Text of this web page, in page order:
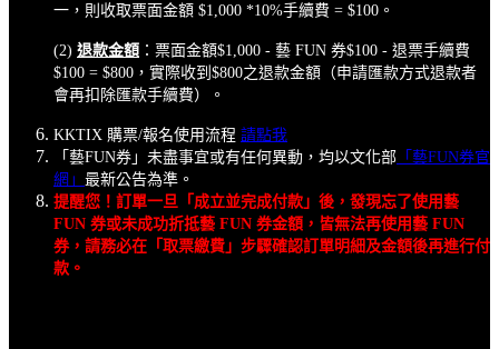
一，則收取票面金額 $1,000 *10%手續費 = $100。
(2) 退款金額 ：票面金額$1,000 - 藝 FUN 券$100 - 退票手續費
$100 = $800，實際收到$800之退款金額（申請匯款方式退款者
會再扣除匯款手續費）。
KKTIX 購票/報名使用流程 請點我
「藝FUN券」未盡事宜或有任何異動，均以文化部 「藝FUN券官
網」 最新公告為準。
提醒您！訂單一旦「成立並完成付款」後，發現忘了使用藝
FUN 券或未成功折抵藝 FUN 券金額，皆無法再使用藝 FUN
券，請務必在「取票繳費」步驟確認訂單明細及金額後再進行付
款。